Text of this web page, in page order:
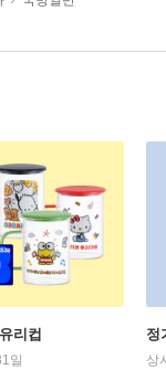
리컵
일
정
상